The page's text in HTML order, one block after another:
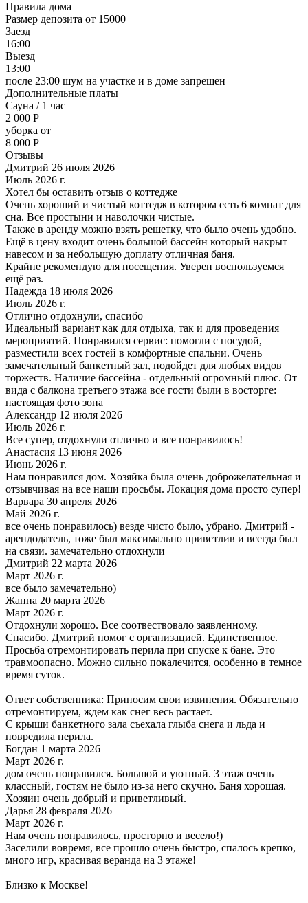
Правила дома
Размер депозита от 15000
Заезд
16:00
Выезд
13:00
после 23:00 шум на участке и в доме запрещен
Дополнительные платы
Сауна / 1 час
2 000 Р
уборка от
8 000 Р
Отзывы
Дмитрий 26 июля 2026
Июль 2026 г.
Хотел бы оставить отзыв о коттедже
Очень хороший и чистый коттедж в котором есть 6 комнат для
сна. Все простыни и наволочки чистые.
Также в аренду можно взять решетку, что было очень удобно.
Ещё в цену входит очень большой бассейн который накрыт
навесом и за небольшую доплату отличная баня.
Крайне рекомендую для посещения. Уверен воспользуемся
ещё раз.
Надежда 18 июля 2026
Июль 2026 г.
Отлично отдохнули, спасибо
Идеальный вариант как для отдыха, так и для проведения
мероприятий. Понравился сервис: помогли с посудой,
разместили всех гостей в комфортные спальни. Очень
замечательный банкетный зал, подойдет для любых видов
торжеств. Наличие бассейна - отдельный огромный плюс. От
вида с балкона третьего этажа все гости были в восторге:
настоящая фото зона
Александр 12 июля 2026
Июль 2026 г.
Все супер, отдохнули отлично и все понравилось!
Анастасия 13 июня 2026
Июнь 2026 г.
Нам понравился дом. Хозяйка была очень доброжелательная и
отзывчивая на все наши просьбы. Локация дома просто супер!
Варвара 30 апреля 2026
Май 2026 г.
все очень понравилось) везде чисто было, убрано. Дмитрий -
арендодатель, тоже был максимально приветлив и всегда был
на связи. замечательно отдохнули
Дмитрий 22 марта 2026
Март 2026 г.
все было замечательно)
Жанна 20 марта 2026
Март 2026 г.
Отдохнули хорошо. Все соотвествовало заявленному.
Спасибо. Дмитрий помог с организацией. Единственное.
Просьба отремонтировать перила при спуске к бане. Это
травмоопасно. Можно сильно покалечится, особенно в темное
время суток.
Ответ собственника: Приносим свои извинения. Обязательно
отремонтируем, ждем как снег весь растает.
С крыши банкетного зала съехала глыба снега и льда и
повредила перила.
Богдан 1 марта 2026
Март 2026 г.
дом очень понравился. Большой и уютный. 3 этаж очень
классный, гостям не было из-за него скучно. Баня хорошая.
Хозяин очень добрый и приветливый.
Дарья 28 февраля 2026
Март 2026 г.
Нам очень понравилось, просторно и весело!)
Заселили вовремя, все прошло очень быстро, спалось крепко,
много игр, красивая веранда на 3 этаже!
Близко к Москве!